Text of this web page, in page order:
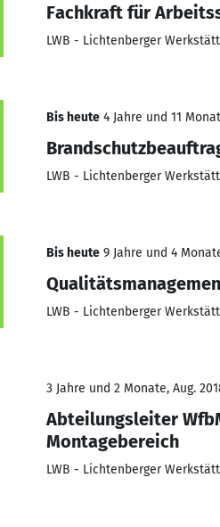
Fachkraft für
LWB - Lichtenberger
Bis heute 4 Jahre und 11
LWB - Lichtenberger
Bis heute 9 Jahre und 4
LWB - Lichtenberger
3 Jahre und 2 Monate, Aug.
Abteilungsleiter
Montagebereich
LWB - Lichtenberger